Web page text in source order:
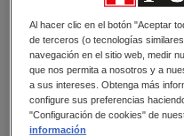
Al hacer clic en el botón "Aceptar
de terceros (o tecnologías
navegación en el sitio web, medir
que nos permita a nosotros y a
a sus intereses. Obtenga más
configure sus preferencias
"Configuración de cookies" de
información